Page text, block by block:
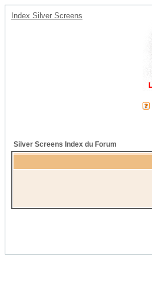
Index Silver Screens
Silver Screens Index du Forum